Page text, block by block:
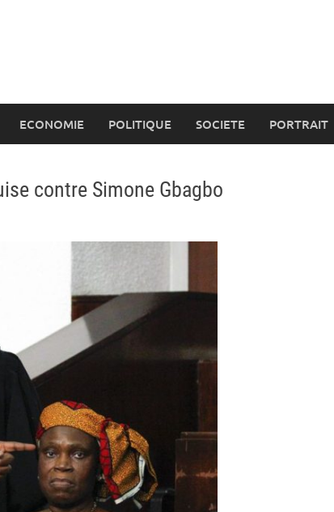
ECONOMIE POLITIQUE SOCIETE PORTRAIT
contre Simone Gbagbo